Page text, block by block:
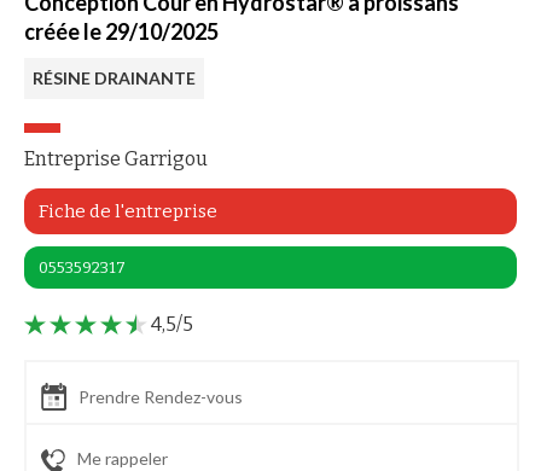
créée le 29/10/2025
RÉSINE DRAINANTE
Entreprise Garrigou
Fiche de l'entreprise
0553592317
4,5/5
Prendre Rendez-vous
Me rappeler